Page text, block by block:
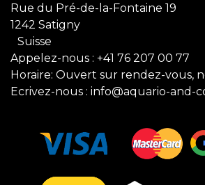
Rue du Pré-de-la-Fontaine 19
1242 Satigny
Suisse
Appelez-nous : +41 76 207 00 77
Horaire: Ouvert sur rendez-vous,
Ecrivez-nous : info@aquario-and-